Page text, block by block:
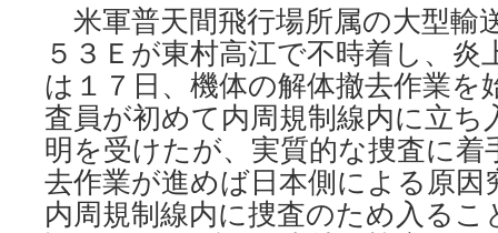
米軍普天間飛行場所属の大型輸
５３Ｅが東村高江で不時着し、炎
は１７日、機体の解体撤去作業を
査員が初めて内周規制線内に立ち
明を受けたが、実質的な捜査に
去作業が進めば日本側による原因
内周規制線内に捜査のため入る